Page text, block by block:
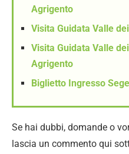
Agrigento
Visita Guidata Valle
Visita Guidata Valle
Agrigento
Biglietto Ingresso
Se hai dubbi, domande o
lascia un commento qui